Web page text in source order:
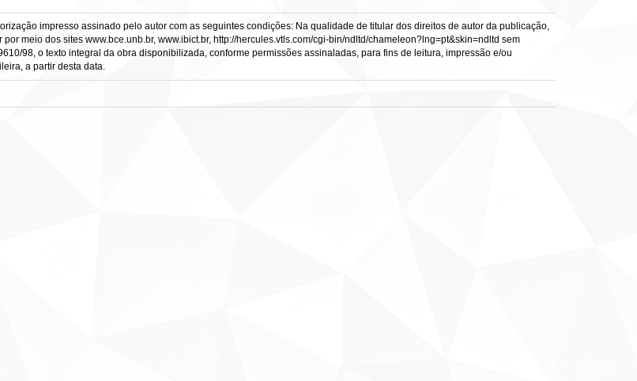
impresso assinado pelo autor com as seguintes condições: Na qualidade de titular dos direitos de autor da publicação,
meio dos sites www.bce.unb.br, www.ibict.br, http://hercules.vtls.com/cgi-bin/ndltd/chameleon?lng=pt&skin=ndltd sem
98, o texto integral da obra disponibilizada, conforme permissões assinaladas, para fins de leitura, impressão e/ou
a partir desta data.